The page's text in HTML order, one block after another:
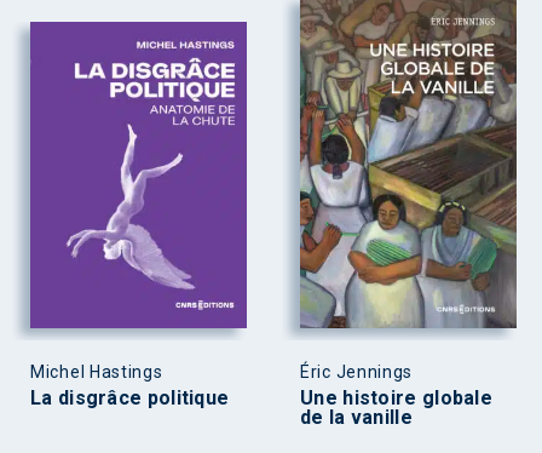
Michel Hastings
La disgrâce politique
Éric Jennings
Une histoire globale
de la vanille